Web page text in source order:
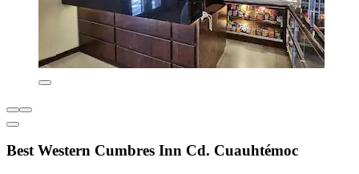
Best Western Cumbres Inn Cd. Cuauhtémoc